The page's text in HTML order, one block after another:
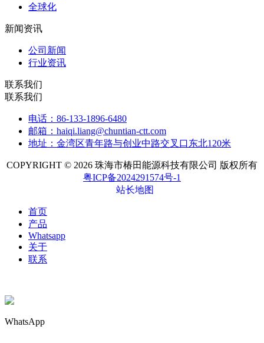
全球化
新闻资讯
公司新闻
行业资讯
联系我们
联系我们
电话：86-133-1896-6480
邮箱：haiqi.liang@chuntian-ctt.com
地址：金湾区青年路与创业中路交叉口东北120米
COPYRIGHT © 2026 珠海市椿田能源科技有限公司 版权所有
粤ICP备2024291574号-1
站长地图
首页
产品
Whatsapp
关于
联系
WhatsApp